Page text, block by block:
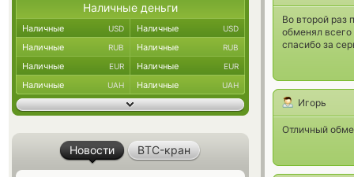
Во второй раз
обменял всего
спасибо за
Игорь
Отличный
Наличные деньги
Наличные USD Наличные USD
Наличные RUB Наличные RUB
Наличные EUR Наличные EUR
Наличные UAH Наличные UAH
Новости BTC-кран